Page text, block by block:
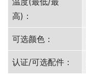
高)：
可选颜色：
认证/可选配件：